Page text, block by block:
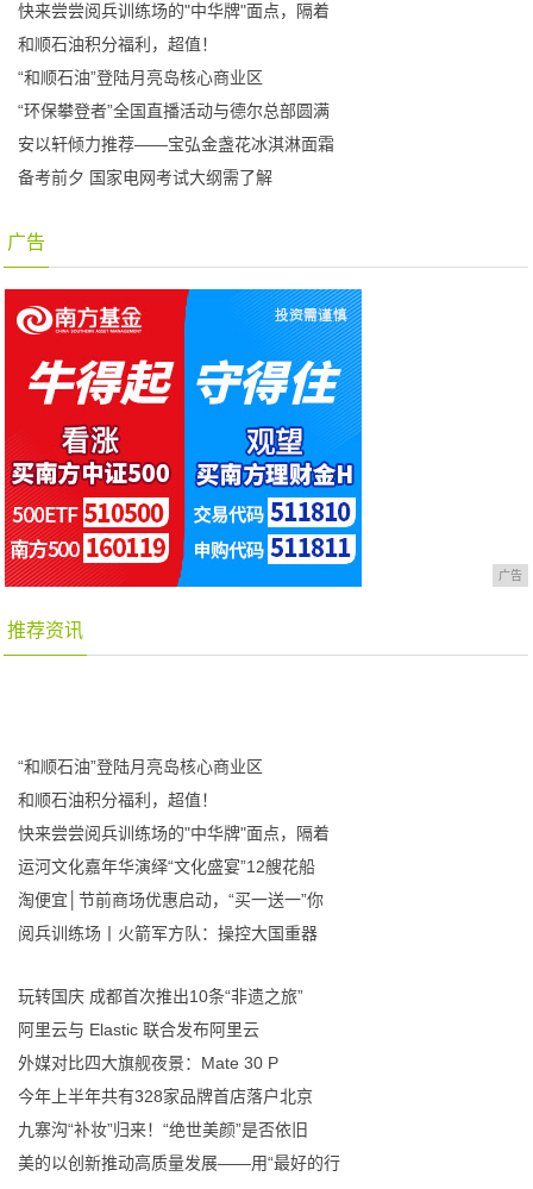
快来尝尝阅兵训练场的"中华牌"面点，隔着
和顺石油积分福利，超值！
“和顺石油”登陆月亮岛核心商业区
“环保攀登者”全国直播活动与德尔总部圆满
安以轩倾力推荐——宝弘金盏花冰淇淋面霜
备考前夕 国家电网考试大纲需了解
广告
广告
推荐资讯
“和顺石油”登陆月亮岛核心商业区
和顺石油积分福利，超值！
快来尝尝阅兵训练场的"中华牌"面点，隔着
运河文化嘉年华演绎“文化盛宴”12艘花船
淘便宜│节前商场优惠启动，“买一送一”你
阅兵训练场丨火箭军方队：操控大国重器
玩转国庆 成都首次推出10条“非遗之旅”
阿里云与 Elastic 联合发布阿里云
外媒对比四大旗舰夜景：Mate 30 P
今年上半年共有328家品牌首店落户北京
九寨沟“补妆”归来！“绝世美颜”是否依旧
美的以创新推动高质量发展——用“最好的行